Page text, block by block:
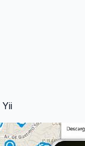
Yii